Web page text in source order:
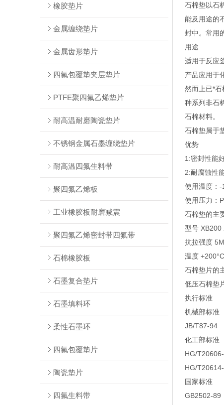
橡胶垫片
金属缠绕垫片
金属齿形垫片
四氟包覆垫夹层垫片
PTFE聚四氟乙烯垫片
耐高温耐磨陶瓷垫片
不锈钢金属石墨缠绕垫片
耐高温四氟生料带
聚四氟乙烯板
工业橡胶板耐磨减震
聚四氟乙烯密封带四氟带
石棉橡胶板
石墨复合垫片
石墨填料环
柔性石墨环
四氟包覆垫片
陶瓷垫片
四氟生料带
石棉垫以石
能及用途的
封中。常用
用途
适用于反应
产品应用于
然而上已*
种系列非石
石棉材料。
石棉垫属于
优势
1:密封性能
2:耐腐蚀性
使用温度
使用压力：
石棉垫的主
型号 XB200
抗拉强度
温度
石棉垫片的
低压石棉垫
执行标准
机械部标准
JB/T87-94
化工部标准
HG/
HG/
国家标准
GB2502-89